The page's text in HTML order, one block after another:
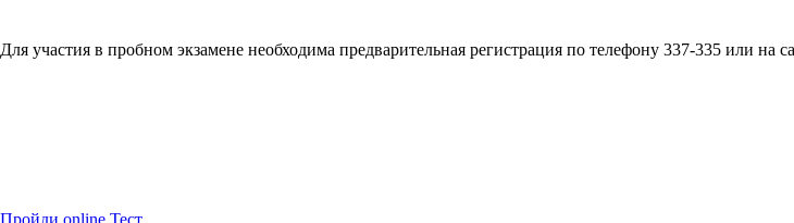
Для участия в пробном экзамене необходима предварительная регистрация по телефону 337-335 или на
Пройди online Тест